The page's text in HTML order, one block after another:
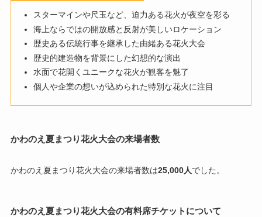
スターマインや尺玉など、迫力ある花火が夜空を彩る
海上ならではの開放感と反射が美しいロケーション
歴史ある伝統行事を継承した由緒ある花火大会
歴史的建造物を背景にした幻想的な演出
水面で花開くユニークな花火が観客を魅了
個人や企業の想いが込められた特別な花火に注目
かわのえ夏まつり花火大会の来場者数
かわのえ夏まつり花火大会の来場者数は25,000人でした。
かわのえ夏まつり花火大会の有料席チケットについて